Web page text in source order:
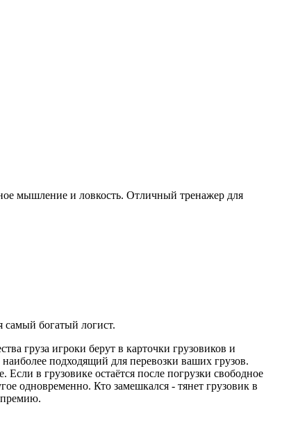
мышление и ловкость. Отличный тренажер для
самый богатый логист.
груза игроки берут в карточки грузовиков и
подходящий для перевозки ваших грузов.
в грузовике остаётся после погрузки свободное
одновременно. Кто замешкался - тянет грузовик в
премию.